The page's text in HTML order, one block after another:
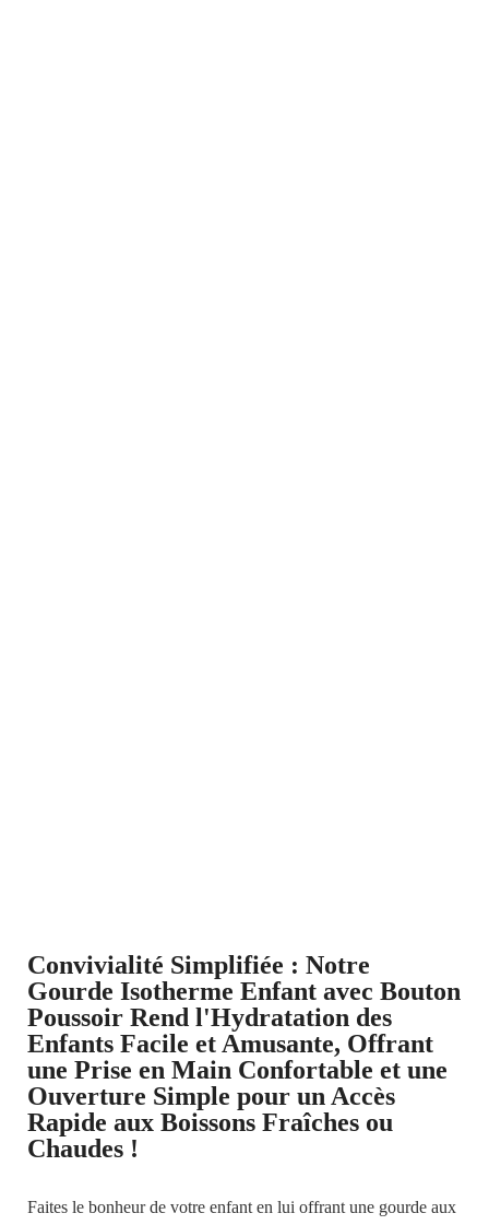
Convivialité Simplifiée : Notre
Gourde Isotherme Enfant avec Bouton
Poussoir Rend l'Hydratation des
Enfants Facile et Amusante, Offrant
une Prise en Main Confortable et une
Ouverture Simple pour un Accès
Rapide aux Boissons Fraîches ou
Chaudes !
Faites le bonheur de votre enfant en lui offrant une gourde aux